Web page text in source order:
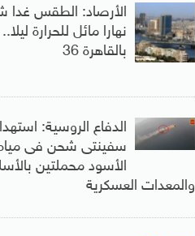
الأرصاد: الطقس غدا
نهارا مائل للحرارة
بالقاهرة 36
الدفاع الروسية:
سفينتى شحن فى مياه
الأسود محملتين
والمعدات العسكرية